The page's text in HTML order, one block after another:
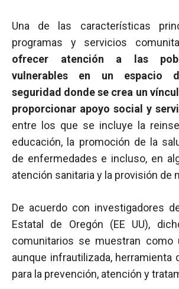
Una de las características
programas y servicios
ofrecer atención a las
vulnerables en un espacio
seguridad donde se crea un
proporcionar apoyo social y
entre los que se incluye la
educación, la promoción de la
de enfermedades e incluso, en
atención sanitaria y la provisión de
De acuerdo con investigadores
Estatal de Oregón (EE UU),
comunitarios se muestran como
aunque infrautilizada, herramienta
para la prevención, atención y